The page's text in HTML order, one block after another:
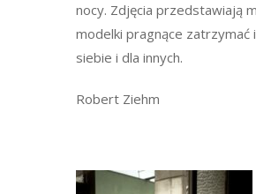
nocy. Zdjęcia przedstawiają
modelki pragnące zatrzymać
siebie i dla innych.
Robert Ziehm